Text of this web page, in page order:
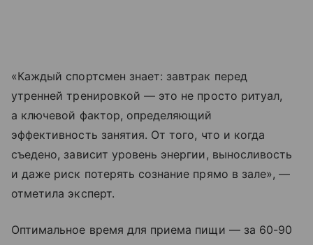
«Каждый спортсмен знает: завтрак перед
утренней тренировкой — это не просто ритуал,
а ключевой фактор, определяющий
эффективность занятия. От того, что и когда
съедено, зависит уровень энергии, выносливость
и даже риск потерять сознание прямо в зале», —
отметила эксперт.
Оптимальное время для приема пищи — за 60-90